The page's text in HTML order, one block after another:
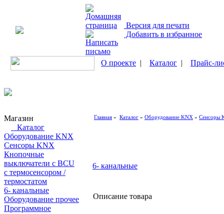
Версия для печати
Добавить в избранное
О проекте | Каталог | Прайс-
Магазин
Каталог
Оборудование KNX
Сенсоры KNX
Кнопочные
выключатели с BCU
с термосенсором /
термостатом
6- канальные
Оборудование прочее
Программное
Главная » Каталог » Оборудование KNX » Сенсоры
6- канальные
Описание товара